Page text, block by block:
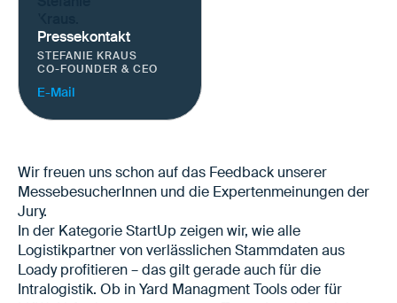
Pressekontakt
STEFANIE KRAUS
CO-FOUNDER & CEO
E-Mail
Wir freuen uns schon auf das Feedback unserer
MessebesucherInnen und die Expertenmeinungen der
Jury.
In der Kategorie StartUp zeigen wir, wie alle
Logistikpartner von verlässlichen Stammdaten aus
Loady profitieren – das gilt gerade auch für die
Intralogistik. Ob in Yard Managment Tools oder für